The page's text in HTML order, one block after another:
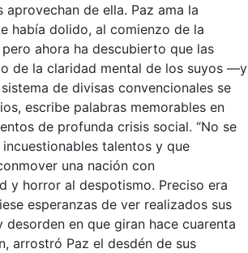
de ella. Paz ama la
había dolido, al comienzo de la
ahora ha descubierto que las
de la claridad mental de los suyos —y
de divisas convencionales se
escribe palabras memorables en
de profunda crisis social. “No se
talentos y que
una nación con
y horror al despotismo. Preciso era
esperanzas de ver realizados sus
en que giran hace cuarenta
arrostró Paz el desdén de sus